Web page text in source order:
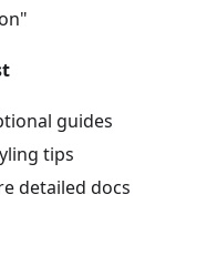
guides
tips
detailed docs